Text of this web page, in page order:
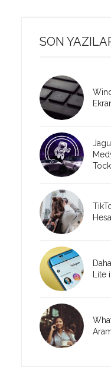
SON
Lite